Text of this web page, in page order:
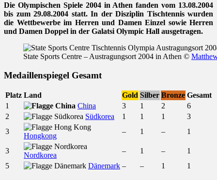
Die Olympischen Spiele 2004 in Athen fanden vom 13.08.2004
bis zum 29.08.2004 statt. In der Disziplin Tischtennis wurden
die Wettbewerbe im Herren und Damen Einzel sowie Herren
und Damen Doppel in der Galatsi Olympic Hall ausgetragen.
State Sports Centre – Austragungsort 2004 in Athen ©
Medaillenspiegel Gesamt
Platz Land Gold Silber Bronze Gesamt
1
China 3 1 2
6
2
Südkorea 1 1 1
3
3
Hongkong
– 1 – 1
3
Nordkorea
– 1 –
1
5
Dänemark – – 1 1